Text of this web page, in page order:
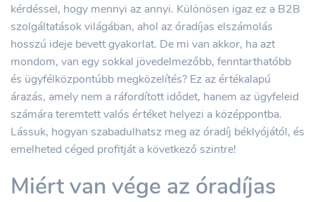
kérdéssel, hogy mennyi az annyi. Különösen igaz ez a B2B
szolgáltatások világában, ahol az óradíjas elszámolás
hosszú ideje bevett gyakorlat. De mi van akkor, ha azt
mondom, van egy sokkal jövedelmezőbb, fenntarthatóbb
és ügyfélközpontúbb megközelítés? Ez az értékalapú
árazás, amely nem a ráfordított idődet, hanem az ügyfeleid
számára teremtett valós értéket helyezi a középpontba.
Lássuk, hogyan szabadulhatsz meg az óradíj béklyójától, és
emelheted céged profitját a következő szintre!
Miért van vége az óradíjas